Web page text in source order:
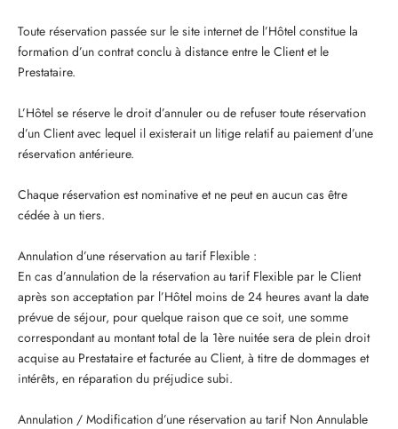
Toute réservation passée sur le site internet de l’Hôtel constitue la
formation d’un contrat conclu à distance entre le Client et le
Prestataire.
L’Hôtel se réserve le droit d’annuler ou de refuser toute réservation
d’un Client avec lequel il existerait un litige relatif au paiement d’une
réservation antérieure.
Chaque réservation est nominative et ne peut en aucun cas être
cédée à un tiers.
Annulation d’une réservation au tarif Flexible :
En cas d’annulation de la réservation au tarif Flexible par le Client
après son acceptation par l’Hôtel moins de 24 heures avant la date
prévue de séjour, pour quelque raison que ce soit, une somme
correspondant au montant total de la 1ère nuitée sera de plein droit
acquise au Prestataire et facturée au Client, à titre de dommages et
intérêts, en réparation du préjudice subi.
Annulation / Modification d’une réservation au tarif Non Annulable